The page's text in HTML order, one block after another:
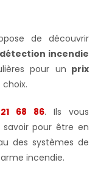
de découvrir
incendie
pour un prix
68 86. Ils vous
pour être en
des systèmes de
incendie.